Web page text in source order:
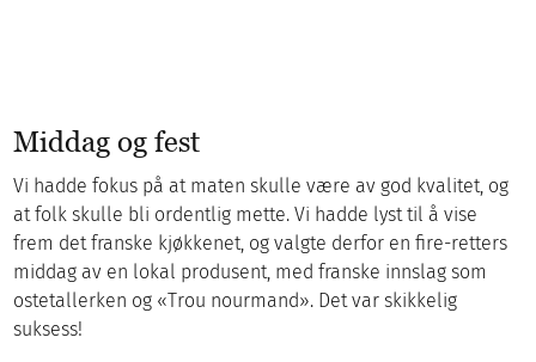
Middag og fest
Vi hadde fokus på at maten skulle være av god kvalitet, og
at folk skulle bli ordentlig mette. Vi hadde lyst til å vise
frem det franske kjøkkenet, og valgte derfor en fire-retters
middag av en lokal produsent, med franske innslag som
ostetallerken og «Trou nourmand». Det var skikkelig
suksess!